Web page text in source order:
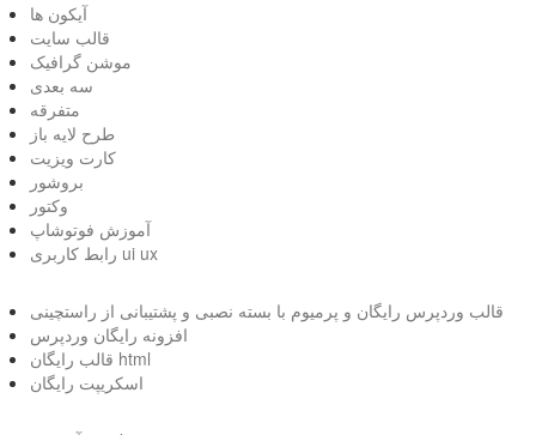
آیکون ها
قالب سایت
موشن گرافیک
سه بعدی
متفرقه
طرح لایه باز
کارت ویزیت
بروشور
وکتور
آموزش فوتوشاپ
رابط کاربری ui ux
قالب وردپرس رایگان و پرمیوم با بسته نصبی و پشتیبانی از راستچینی
افزونه رایگان وردپرس
قالب رایگان html
اسکریپت رایگان